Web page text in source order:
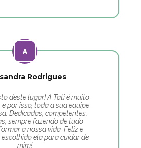
Rodrigues
deste lugar! A Tati é muito
por isso, toda a sua equipe
Dedicadas, competentes,
sempre fazendo de tudo
a nossa vida. Feliz e
ela para cuidar de
mim!